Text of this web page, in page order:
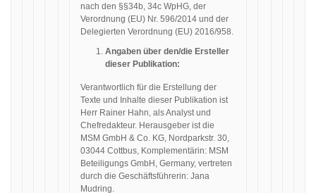
nach den §§34b, 34c WpHG, der
Verordnung (EU) Nr. 596/2014 und der
Delegierten Verordnung (EU) 2016/958.
Angaben über den/die Ersteller
dieser Publikation:
Verantwortlich für die Erstellung der
Texte und Inhalte dieser Publikation ist
Herr Rainer Hahn, als Analyst und
Chefredakteur. Herausgeber ist die
MSM GmbH & Co. KG, Nordparkstr. 30,
03044 Cottbus, Komplementärin: MSM
Beteiligungs GmbH, Germany, vertreten
durch die Geschäftsführerin: Jana
Mudring.